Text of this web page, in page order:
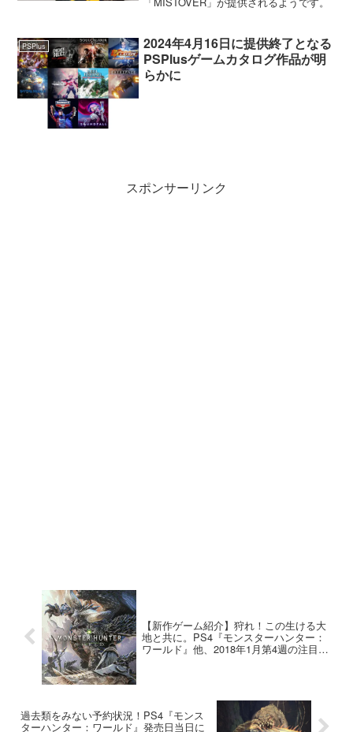
PSPlus
2024年4月16日に提供終了となる
PSPlusゲームカタログ作品が明
らかに
スポンサーリンク
【新作ゲーム紹介】狩れ！この生ける大
地と共に。PS4『モンスターハンター：
ワールド』他、2018年1月第4週の注目ゲ
過去類をみない予約状況！PS4『モンス
ターハンター：ワールド』発売日当日に